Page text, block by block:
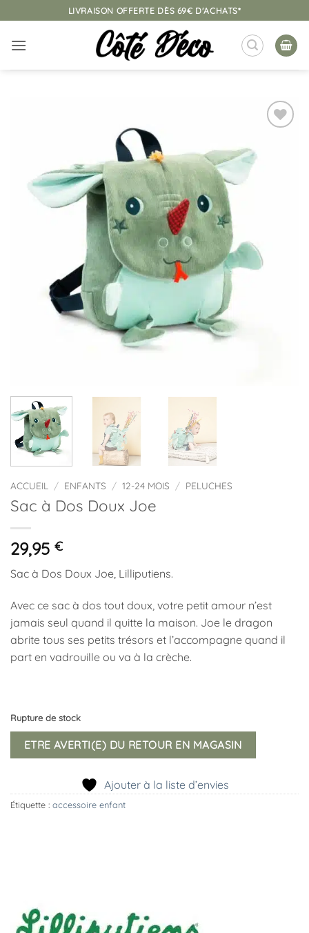
au
contenu
LIVRAISON OFFERTE DÈS 69€ D'ACHATS*
ACCUEIL / ENFANTS / 12-24 MOIS / PELUCHES
Sac à Dos Doux Joe
29,95 €
Sac à Dos Doux Joe, Lilliputiens.
Avec ce sac à dos tout doux, votre petit amour n’est
jamais seul quand il quitte la maison. Joe le dragon
abrite tous ses petits trésors et l’accompagne quand il
part en vadrouille ou va à la crèche.
Rupture de stock
ETRE AVERTI(E) DU RETOUR EN MAGASIN
Ajouter à la liste d’envies
Étiquette : accessoire enfant